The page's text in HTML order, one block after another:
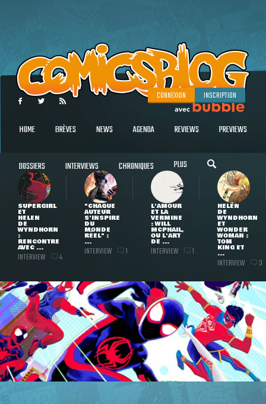
CONNEXION INSCRIPTION
HOME BRÈVES NEWS AGENDA REVIEWS PREVIEWS
DOSSIERS INTERVIEWS CHRONIQUES PLUS
SUPERGIRL
ET
HELEN
DE
WYNDHORN
:
RENCONTRE
AVEC ...
INTERVIEW 4
"CHAQUE
AUTEUR
S'INSPIRE
DU
MONDE
RÉEL" :
...
INTERVIEW 1
L'AMOUR
ET LA
VERMINE
: WILL
MCPHAIL,
OU L'ART
DE ...
INTERVIEW 1
HELEN
DE
WYNDHORN
ET
WONDER
WOMAN :
TOM
KING ET
...
INTERVIEW 3